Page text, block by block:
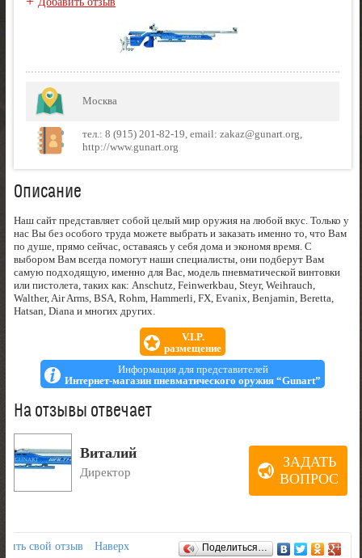
Москва
тел.: 8 (915) 201-82-19, email: zakaz@gunart.org,
http://www.gunart.org
Описание
Наш сайт представляет собой целый мир оружия на любой вкус. Только у
нас Вы без особого труда можете выбрать и заказать именно то, что Вам
по душе, прямо сейчас, оставаясь у себя дома и экономя время. С
выбором Вам всегда помогут наши специалисты, они подберут Вам
самую подходящую, именно для Вас, модель пневматической винтовки
или пистолета, таких как: Anschutz, Feinwerkbau, Steyr, Weihrauch,
Walther, Air Arms, BSA, Rohm, Hammerli, FX, Evanix, Benjamin, Beretta,
Hatsan, Diana и многих других.
V.I.P.
размещение
Информация для представителей
Интернет-магазин пневматического оружия “Gunart”
На отзывы отвечает
Виталий
Директор
ЗАДАТЬ
ВОПРОС
Отзывы
свой отзыв Наверх Поделиться…